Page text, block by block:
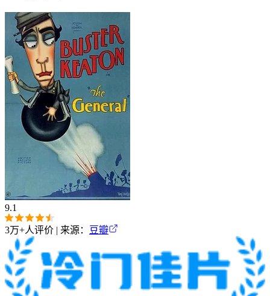
9.1
3万+人评价 | 来源： 豆瓣